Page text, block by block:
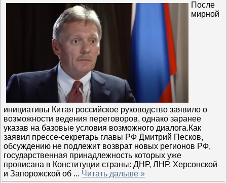
После
мирной
инициативы Китая российское руководство заявило о
возможности ведения переговоров, однако заранее
указав на базовые условия возможного диалога.Как
заявил прессе-секретарь главы РФ Дмитрий Песков,
обсуждению не подлежит возврат новых регионов РФ,
государственная принадлежность которых уже
прописана в Конституции страны: ДНР, ЛНР, Херсонской
и Запорожской об ... Читать дальше »